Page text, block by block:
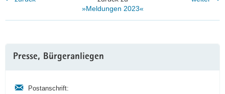
»Meldungen 2023«
Information
Presse, Bürgeranliegen
Postanschrift: